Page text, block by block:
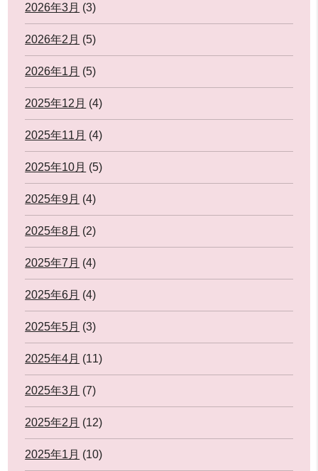
2026年3月 (3)
2026年2月 (5)
2026年1月 (5)
2025年12月 (4)
2025年11月 (4)
2025年10月 (5)
2025年9月 (4)
2025年8月 (2)
2025年7月 (4)
2025年6月 (4)
2025年5月 (3)
2025年4月 (11)
2025年3月 (7)
2025年2月 (12)
2025年1月 (10)